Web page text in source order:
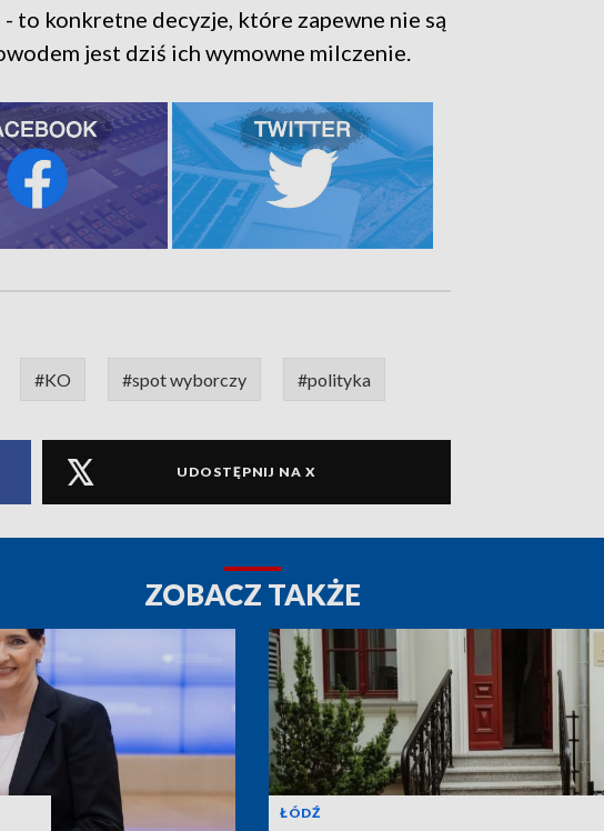
to konkretne decyzje, które zapewne nie są
jest dziś ich wymowne milczenie.
#KO #spot wyborczy #polityka
UDOSTĘPNIJ NA X
ZOBACZ TAKŻE
ŁÓDŹ